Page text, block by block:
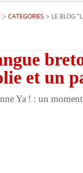
> CATEGORIES > LE BLOG
et un